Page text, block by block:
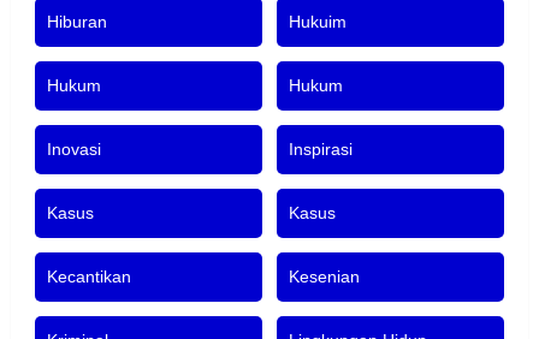
Hiburan Hukuim
Hukum Hukum
Inovasi Inspirasi
Kasus Kasus
Kecantikan Kesenian